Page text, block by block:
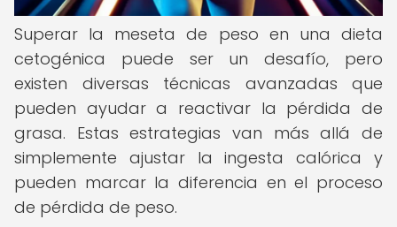
Superar la meseta de peso en una dieta
cetogénica puede ser un desafío, pero
existen diversas técnicas avanzadas que
pueden ayudar a reactivar la pérdida de
grasa. Estas estrategias van más allá de
simplemente ajustar la ingesta calórica y
pueden marcar la diferencia en el proceso
de pérdida de peso.